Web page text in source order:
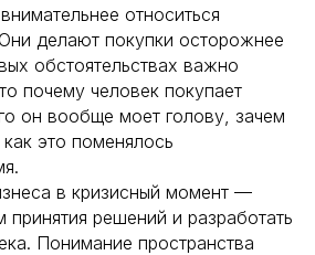
относиться
делают покупки осторожнее
обстоятельствах важно
почему человек покупает
он вообще моет голову, зачем
это поменялось
в кризисный момент —
принятия решений и разработать
Понимание пространства